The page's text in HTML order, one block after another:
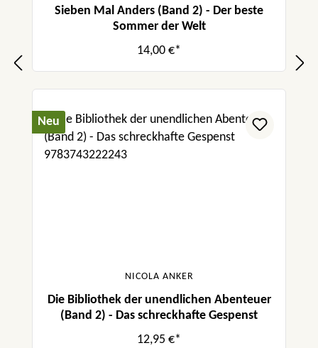
Sieben Mal Anders (Band 2) - Der beste
Sommer der Welt
14,00 €*
Neu
NICOLA ANKER
Die Bibliothek der unendlichen Abenteuer
(Band 2) - Das schreckhafte Gespenst
12,95 €*